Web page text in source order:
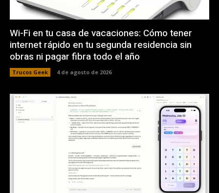
Wi-Fi en tu casa de vacaciones: Cómo tener
internet rápido en tu segunda residencia sin
obras ni pagar fibra todo el año
Trucos Geek 4 de agosto de 2026